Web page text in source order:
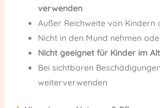
verwenden
Außer Reichweite von Kindern
Nicht in den Mund nehmen
Nicht geeignet für Kinder im
Bei sichtbaren
weiterverwenden